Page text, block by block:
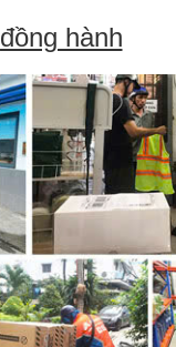
đồng hành